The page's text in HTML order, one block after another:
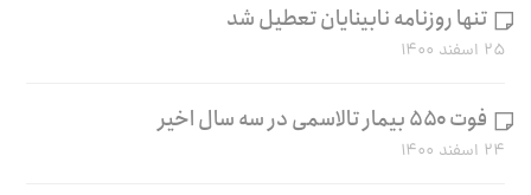
تنها روزنامه نابینایان تعطیل شد
۲۵ اسفند ۱۴۰۰
فوت ۵۵۰ بیمار تالاسمی در سه سال اخیر
۲۴ اسفند ۱۴۰۰